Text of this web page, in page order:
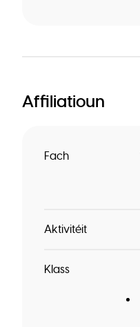
Affiliatioun
Fach
Aktivitéit
Klass